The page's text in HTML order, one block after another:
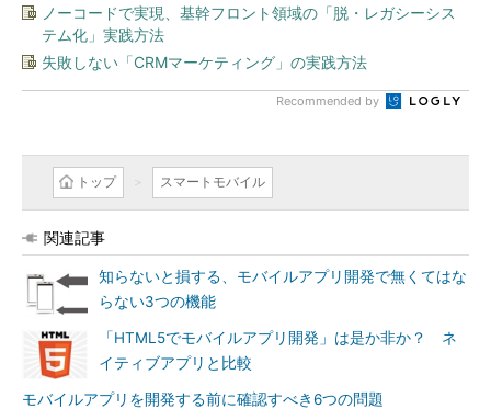
ノーコードで実現、基幹フロント領域の「脱・レガシーシス
テム化」実践方法
失敗しない「CRMマーケティング」の実践方法
Recommended by
トップ スマートモバイル
関連記事
知らないと損する、モバイルアプリ開発で無くてはな
らない3つの機能
「HTML5でモバイルアプリ開発」は是か非か？ ネ
イティブアプリと比較
モバイルアプリを開発する前に確認すべき6つの問題